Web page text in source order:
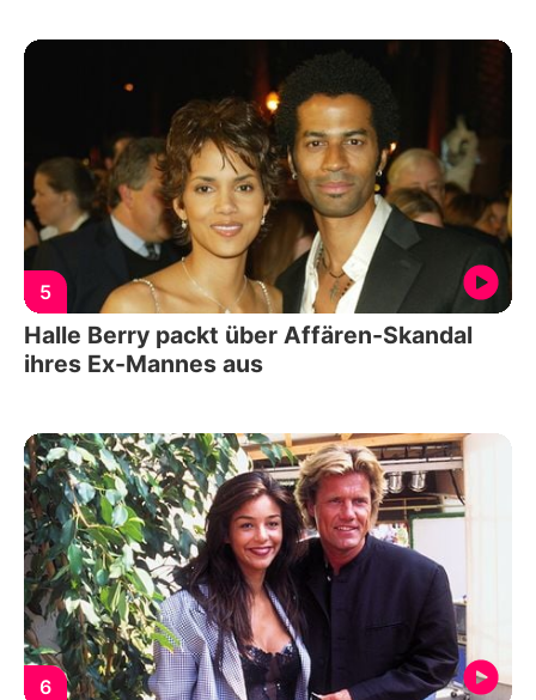
5
Halle Berry packt über Affären-Skandal
ihres Ex-Mannes aus
6